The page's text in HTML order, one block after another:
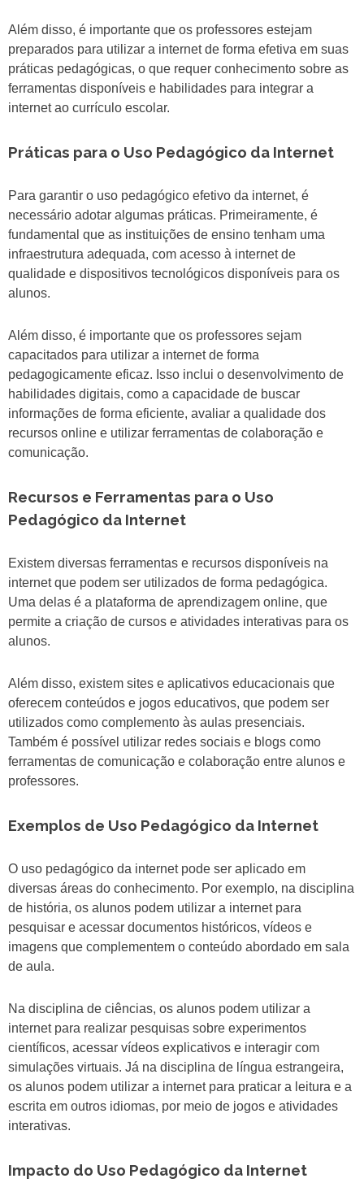
Além disso, é importante que os professores estejam
preparados para utilizar a internet de forma efetiva em suas
práticas pedagógicas, o que requer conhecimento sobre as
ferramentas disponíveis e habilidades para integrar a
internet ao currículo escolar.
Práticas para o Uso Pedagógico da Internet
Para garantir o uso pedagógico efetivo da internet, é
necessário adotar algumas práticas. Primeiramente, é
fundamental que as instituições de ensino tenham uma
infraestrutura adequada, com acesso à internet de
qualidade e dispositivos tecnológicos disponíveis para os
alunos.
Além disso, é importante que os professores sejam
capacitados para utilizar a internet de forma
pedagogicamente eficaz. Isso inclui o desenvolvimento de
habilidades digitais, como a capacidade de buscar
informações de forma eficiente, avaliar a qualidade dos
recursos online e utilizar ferramentas de colaboração e
comunicação.
Recursos e Ferramentas para o Uso
Pedagógico da Internet
Existem diversas ferramentas e recursos disponíveis na
internet que podem ser utilizados de forma pedagógica.
Uma delas é a plataforma de aprendizagem online, que
permite a criação de cursos e atividades interativas para os
alunos.
Além disso, existem sites e aplicativos educacionais que
oferecem conteúdos e jogos educativos, que podem ser
utilizados como complemento às aulas presenciais.
Também é possível utilizar redes sociais e blogs como
ferramentas de comunicação e colaboração entre alunos e
professores.
Exemplos de Uso Pedagógico da Internet
O uso pedagógico da internet pode ser aplicado em
diversas áreas do conhecimento. Por exemplo, na disciplina
de história, os alunos podem utilizar a internet para
pesquisar e acessar documentos históricos, vídeos e
imagens que complementem o conteúdo abordado em sala
de aula.
Na disciplina de ciências, os alunos podem utilizar a
internet para realizar pesquisas sobre experimentos
científicos, acessar vídeos explicativos e interagir com
simulações virtuais. Já na disciplina de língua estrangeira,
os alunos podem utilizar a internet para praticar a leitura e a
escrita em outros idiomas, por meio de jogos e atividades
interativas.
Impacto do Uso Pedagógico da Internet